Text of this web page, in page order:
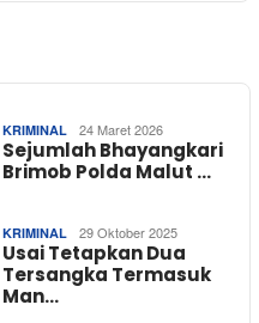
KRIMINAL 24 Maret 2026
Sejumlah Bhayangkari
Brimob Polda Malut …
KRIMINAL 29 Oktober 2025
Usai Tetapkan Dua
Tersangka Termasuk
Man…